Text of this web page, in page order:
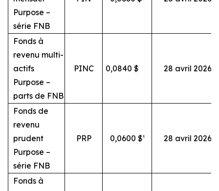
Purpose –
série FNB
Fonds à
revenu multi-
actifs
Purpose –
parts de FNB
PINC 0,0840 $ 28 avril 2026
Fonds de
revenu
prudent
Purpose –
série FNB
PRP 0,0600 $¹ 28 avril 2026
Fonds à